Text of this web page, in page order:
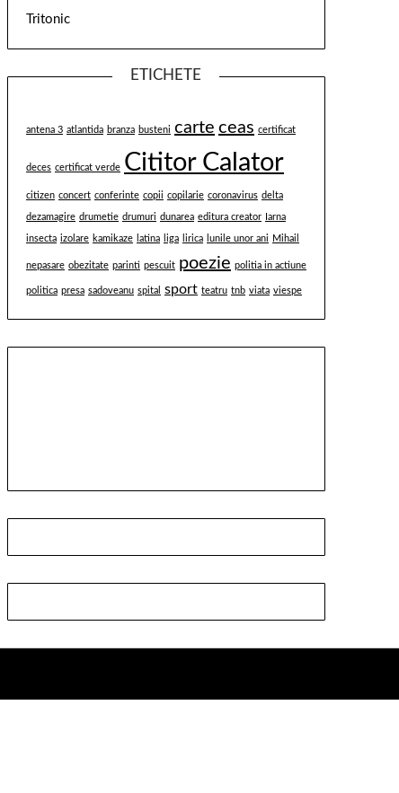
Tritonic
ETICHETE
antena 3 atlantida branza busteni carte ceas certificat
deces certificat verde Cititor Calator
citizen concert conferinte copii copilarie coronavirus delta
dezamagire drumetie drumuri dunarea editura creator Iarna
insecta izolare kamikaze latina liga lirica lunile unor ani Mihail
nepasare obezitate parinti pescuit poezie politia in actiune
politica presa sadoveanu spital sport teatru tnb viata viespe